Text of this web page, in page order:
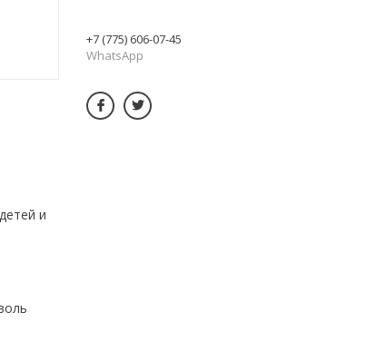
и
+7 (775) 606-07-45
WhatsApp